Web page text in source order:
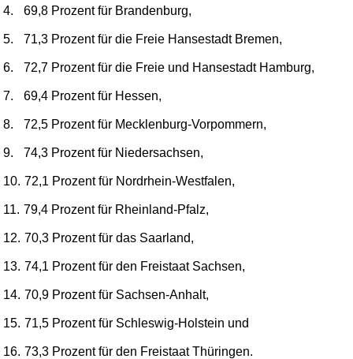
4. 69,8 Prozent für Brandenburg,
5. 71,3 Prozent für die Freie Hansestadt Bremen,
6. 72,7 Prozent für die Freie und Hansestadt Hamburg,
7. 69,4 Prozent für Hessen,
8. 72,5 Prozent für Mecklenburg-Vorpommern,
9. 74,3 Prozent für Niedersachsen,
10. 72,1 Prozent für Nordrhein-Westfalen,
11. 79,4 Prozent für Rheinland-Pfalz,
12. 70,3 Prozent für das Saarland,
13. 74,1 Prozent für den Freistaat Sachsen,
14. 70,9 Prozent für Sachsen-Anhalt,
15. 71,5 Prozent für Schleswig-Holstein und
16. 73,3 Prozent für den Freistaat Thüringen.